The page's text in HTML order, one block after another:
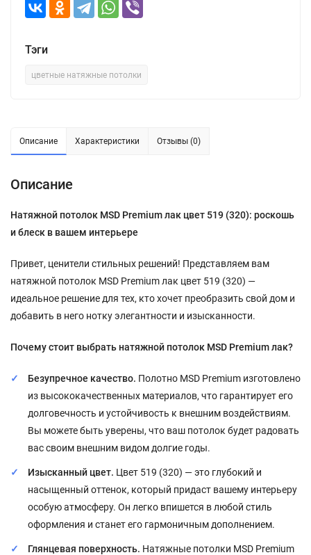
Тэги
цветные натяжные потолки
Описание Характеристики Отзывы (0)
Описание
Натяжной потолок MSD Premium лак цвет 519 (320): роскошь
и блеск в вашем интерьере
Привет, ценители стильных решений! Представляем вам
натяжной потолок MSD Premium лак цвет 519 (320) —
идеальное решение для тех, кто хочет преобразить свой дом и
добавить в него нотку элегантности и изысканности.
Почему стоит выбрать натяжной потолок MSD Premium лак?
Безупречное качество. Полотно MSD Premium изготовлено
из высококачественных материалов, что гарантирует его
долговечность и устойчивость к внешним воздействиям.
Вы можете быть уверены, что ваш потолок будет радовать
вас своим внешним видом долгие годы.
Изысканный цвет. Цвет 519 (320) — это глубокий и
насыщенный оттенок, который придаст вашему интерьеру
особую атмосферу. Он легко впишется в любой стиль
оформления и станет его гармоничным дополнением.
Глянцевая поверхность. Натяжные потолки MSD Premium